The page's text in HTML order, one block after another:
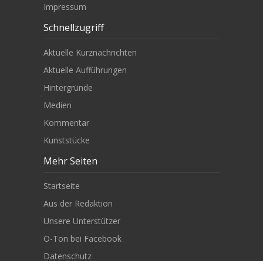
Impressum
Schnellzugriff
Aktuelle Kurznachrichten
Aktuelle Aufführungen
Hintergründe
Medien
Kommentar
Kunststücke
Mehr Seiten
Startseite
Aus der Redaktion
Unsere Unterstützer
O-Ton bei Facebook
Datenschutz